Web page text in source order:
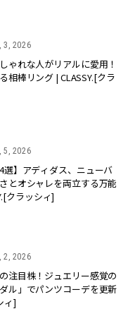
3, 2026
ゃれな人がリアルに愛用！
相棒リング | CLASSY.[クラ
5, 2026
選】アディダス、ニューバ
とオシャレを両立する万能
クラッシィ]
2, 2026
注目株！ジュエリー感覚の
ル」でパンツコーデを更新
ィ]